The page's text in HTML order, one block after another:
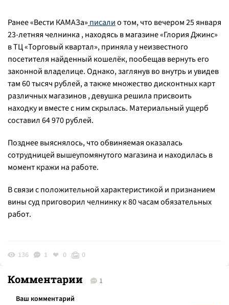
Ранее «Вести КАМАЗа» писалио том, что вечером 25 января
23-летняя челнинка , находясь в магазине «Глория Джинс»
в ТЦ «Торговый квартал», приняла у неизвестного
посетителя найденный кошелёк, пообещав вернуть его
законной владелице. Однако, заглянув во внутрь и увидев
там 60 тысяч рублей, а также множество дисконтных карт
различных магазинов , девушка решила присвоить
находку и вместе с ним скрылась. Материальный ущерб
составил 64 970 рублей.
Позднее выяснялось, что обвиняемая оказалась
сотрудницей вышеупомянутого магазина и находилась в
момент кражи на работе.
В связи с положительной характеристикой и признанием
вины суд приговорил челнинку к 80 часам обязательных
работ.
136 1 0 0
Комментарии 1